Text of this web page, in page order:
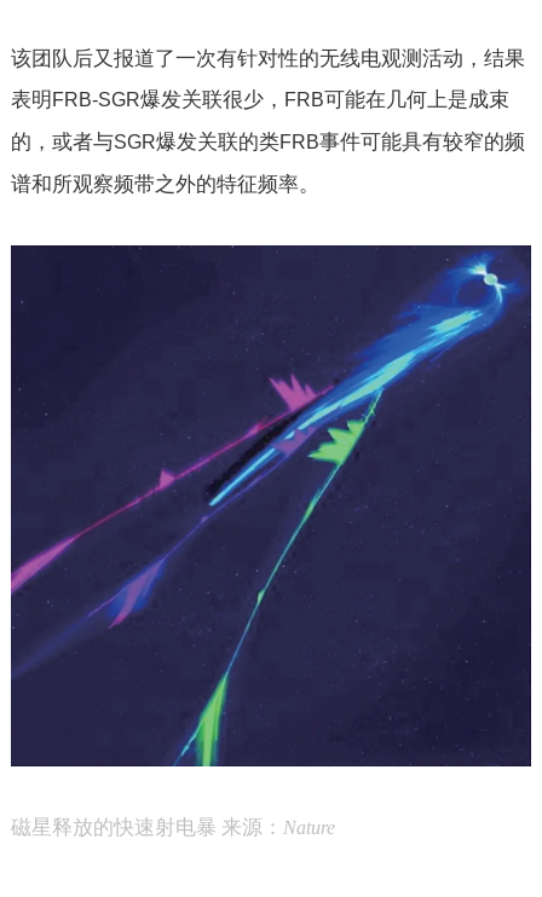
该团队后又报道了一次有针对性的无线电观测活动，结果
表明FRB-SGR爆发关联很少， FRB可能在几何上是成束
的，或者与SGR爆发关联的类FRB事件可能具有较窄的频
谱和所观察频带之外的特征频率。
磁星释放的快速射电暴 来源： Nature